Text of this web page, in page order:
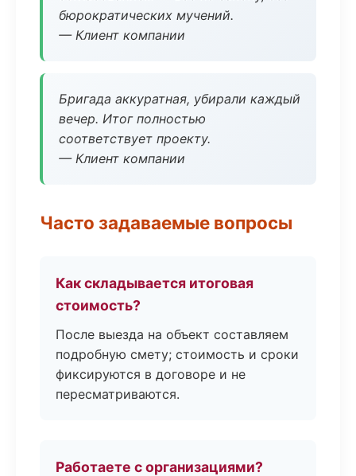
бюрократических мучений.
— Клиент компании
Бригада аккуратная, убирали каждый
вечер. Итог полностью
соответствует проекту.
— Клиент компании
Часто задаваемые вопросы
Как складывается итоговая
стоимость?
После выезда на объект составляем
подробную смету; стоимость и сроки
фиксируются в договоре и не
пересматриваются.
Работаете с организациями?